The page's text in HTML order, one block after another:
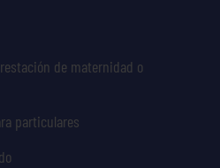
de maternidad o
particulares